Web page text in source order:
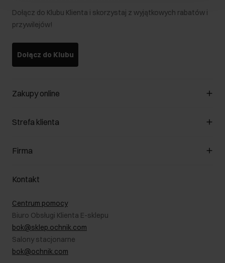
Dołącz do Klubu Klienta i skorzystaj z wyjątkowych rabatów i
przywilejów!
Dołącz do Klubu
Zakupy online
Zarządzaj cookies
Formy płatności
Jak dokonać zwrotu?
Strefa klienta
Klub Klienta
Zwróć produkty
W podróży
Karta podarunkowa
Bezpieczne zakupy
Blog
Firma
O nas
Salony
B2B - Sprzedaż dla firm
RODO- Polityka prywatności
Informacje prawne
Dla akcjonariuszy
Kontakt
Centrum pomocy
Biuro Obsługi Klienta E-sklepu
bok@sklep.ochnik.com
Salony stacjonarne
bok@ochnik.com